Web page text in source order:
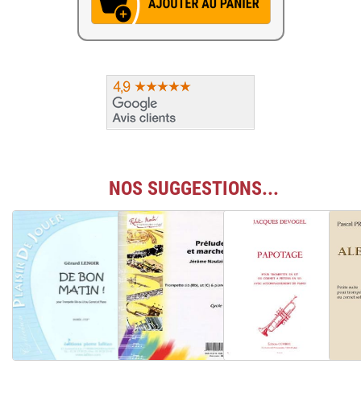
NOS SUGGESTIONS...